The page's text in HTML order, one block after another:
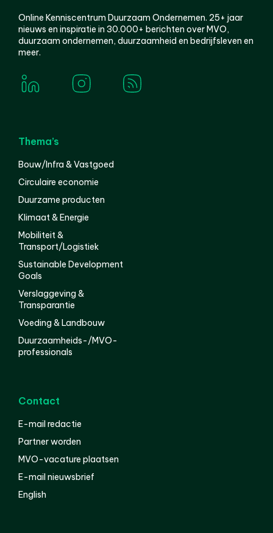
Online Kenniscentrum Duurzaam Ondernemen. 25+ jaar
nieuws en inspiratie in 30.000+ berichten over MVO,
duurzaam ondernemen, duurzaamheid en bedrijfsleven en
meer.
Thema’s
Bouw/Infra & Vastgoed
Circulaire economie
Duurzame producten
Klimaat & Energie
Mobiliteit &
Transport/Logistiek
Sustainable Development
Goals
Verslaggeving &
Transparantie
Voeding & Landbouw
Duurzaamheids-/MVO-
professionals
Contact
E-mail redactie
Partner worden
MVO-vacature plaatsen
E-mail nieuwsbrief
English